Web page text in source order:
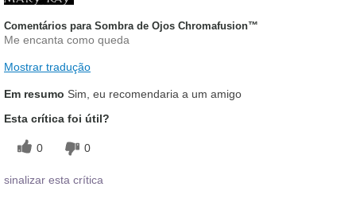
Comentários para Sombra de Ojos Chromafusion™
Me encanta como queda
Mostrar tradução
Em resumo Sim, eu recomendaria a um amigo
Esta crítica foi útil?
0 0
sinalizar esta crítica